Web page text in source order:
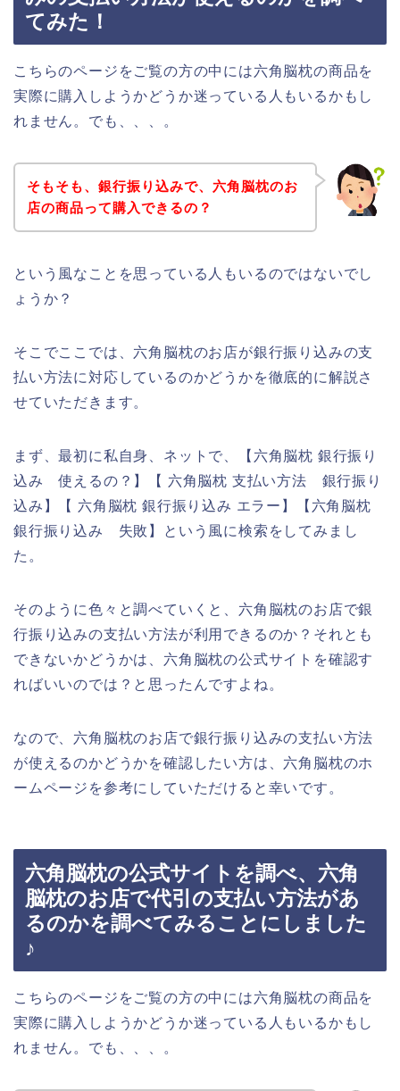
てみた！
こちらのページをご覧の方の中には六角脳枕の商品を
実際に購入しようかどうか迷っている人もいるかもし
れません。でも、、、。
そもそも、銀行振り込みで、六角脳枕のお
店の商品って購入できるの？
という風なことを思っている人もいるのではないでし
ょうか？
そこでここでは、六角脳枕のお店が銀行振り込みの支
払い方法に対応しているのかどうかを徹底的に解説さ
せていただきます。
まず、最初に私自身、ネットで、【六角脳枕 銀行振り
込み 使えるの？】【 六角脳枕 支払い方法 銀行振り
込み】【 六角脳枕 銀行振り込み エラー】【六角脳枕
銀行振り込み 失敗】という風に検索をしてみまし
た。
そのように色々と調べていくと、六角脳枕のお店で銀
行振り込みの支払い方法が利用できるのか？それとも
できないかどうかは、六角脳枕の公式サイトを確認す
ればいいのでは？と思ったんですよね。
なので、六角脳枕のお店で銀行振り込みの支払い方法
が使えるのかどうかを確認したい方は、六角脳枕のホ
ームページを参考にしていただけると幸いです。
六角脳枕の公式サイトを調べ、六角
脳枕のお店で代引の支払い方法があ
るのかを調べてみることにしました
♪
こちらのページをご覧の方の中には六角脳枕の商品を
実際に購入しようかどうか迷っている人もいるかもし
れません。でも、、、。